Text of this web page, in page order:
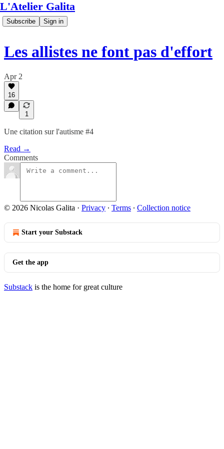
L'Atelier Galita
Subscribe Sign in
Les allistes ne font pas d'effort
Apr 2
16
1
Une citation sur l'autisme #4
Read →
Comments
© 2026 Nicolas Galita · Privacy ∙ Terms ∙ Collection notice
Start your Substack
Get the app
Substack is the home for great culture